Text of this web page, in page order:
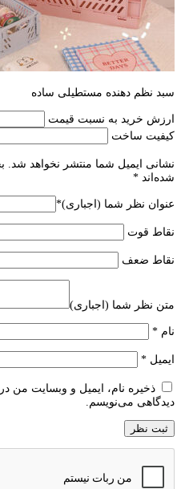
سبد نظم دهنده مستطیلی ساده
ارزش خرید به نسبت قیمت
کیفیت ساخت
نشانی ایمیل شما منتشر نخواهد شد.
شده‌اند *
عنوان نظر شما (اجباری)*
نقاط قوت
نقاط ضعف
متن نظر شما (اجباری)
نام *
ایمیل *
ذخیره نام، ایمیل و وبسایت من
دیدگاهی می‌نویسم.